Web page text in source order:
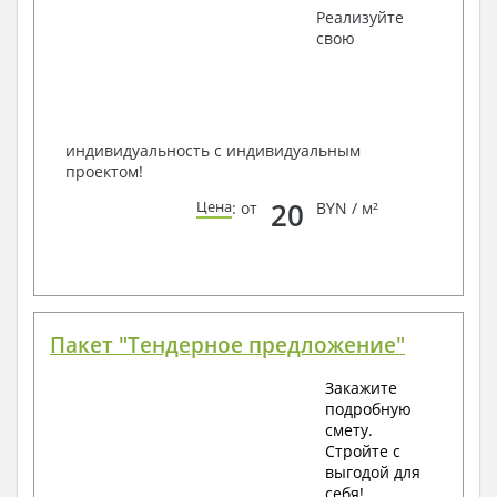
Получить профессиональную консультацию у
наших специалистов, Вы можете любым
Реализуйте
свою
индивидуальность с индивидуальным
проектом!
Цена: от 20 BYN / м²
Пакет "Тендерное предложение"
Закажите
подробную
смету.
Стройте с
выгодой для